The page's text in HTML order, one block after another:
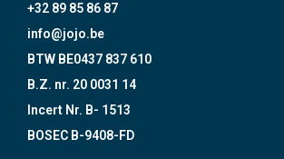
+32 89 85 86 87
info@jojo.be
BTW BE0437 837 610
B.Z. nr. 20 0031 14
Incert Nr. B- 1513
BOSEC B-9408-FD